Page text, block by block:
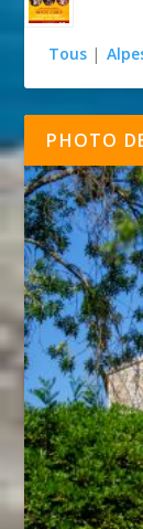
Tous |
PHOTO